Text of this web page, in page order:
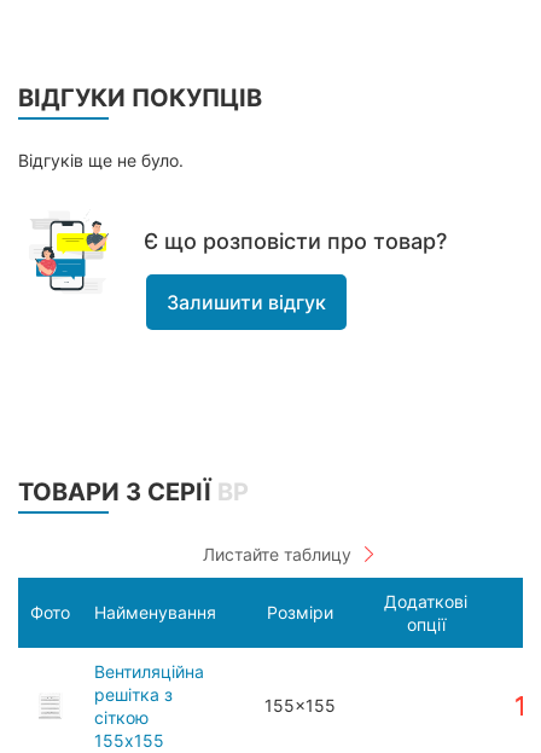
ВІДГУКИ ПОКУПЦІВ
Відгуків ще не було.
Є що розповісти про товар?
Залишити відгук
ТОВАРИ З СЕРІЇ ВР
Фото Найменування Розміри
Додаткові
опції
Вентиляційна
решітка з
сіткою
155x155
155x155